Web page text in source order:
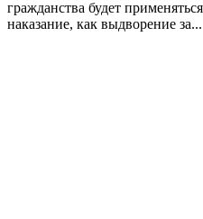
гражданства будет
наказание, как выдворение за...